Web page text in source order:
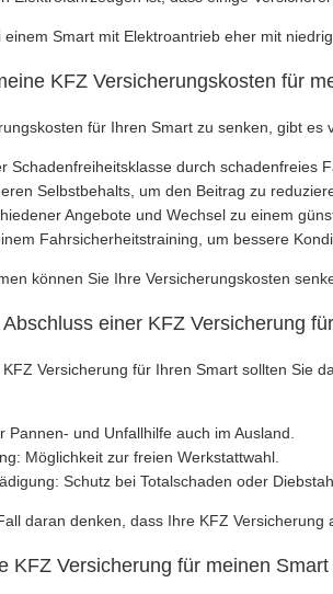
einem Smart mit Elektroantrieb eher mit
KFZ Versicherungskosten für
für Ihren Smart zu senken, gibt
Schadenfreiheitsklasse durch schadenfreies
Selbstbehalts, um den Beitrag zu
Angebote und Wechsel zu einem
Fahrsicherheitstraining, um bessere
können Sie Ihre Versicherungskosten
einer KFZ Versicherung
Versicherung für Ihren Smart sollten Sie
Pannen- und Unfallhilfe auch im Ausland.
Möglichkeit zur freien Werkstattwahl.
Schutz bei Totalschaden oder
daran denken, dass Ihre KFZ
KFZ Versicherung für meinen